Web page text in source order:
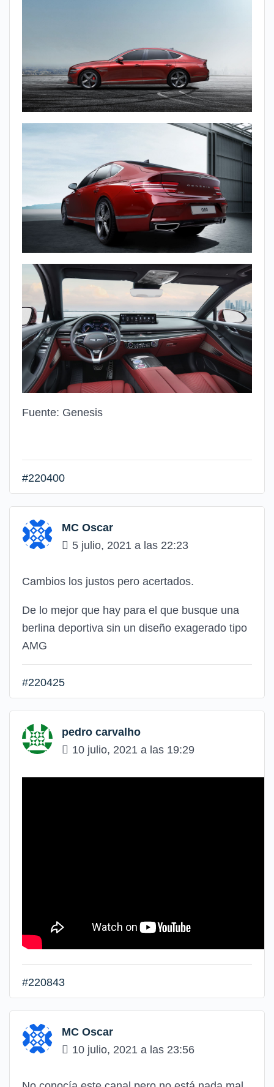
Fuente: Genesis
#220400
MC Oscar
5 julio, 2021 a las 22:23
Cambios los justos pero acertados.
De lo mejor que hay para el que busque una
berlina deportiva sin un diseño exagerado tipo
AMG
#220425
pedro carvalho
10 julio, 2021 a las 19:29
#220843
MC Oscar
10 julio, 2021 a las 23:56